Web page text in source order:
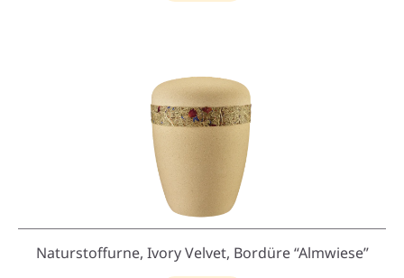
Naturstoffurne, Ivory Velvet, Bordüre “Almwiese”